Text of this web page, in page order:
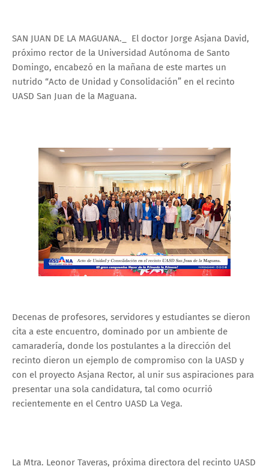
SAN JUAN DE LA MAGUANA._ El doctor Jorge Asjana David,
próximo rector de la Universidad Autónoma de Santo
Domingo, encabezó en la mañana de este martes un
nutrido “Acto de Unidad y Consolidación” en el recinto
UASD San Juan de la Maguana.
Decenas de profesores, servidores y estudiantes se dieron
cita a este encuentro, dominado por un ambiente de
camaradería, donde los postulantes a la dirección del
recinto dieron un ejemplo de compromiso con la UASD y
con el proyecto Asjana Rector, al unir sus aspiraciones para
presentar una sola candidatura, tal como ocurrió
recientemente en el Centro UASD La Vega.
La Mtra. Leonor Taveras, próxima directora del recinto UASD